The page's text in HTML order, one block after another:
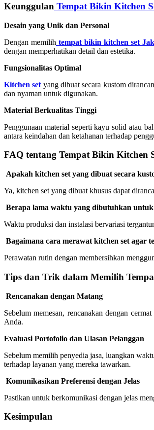
Keunggulan Tempat Bikin Kitchen
Desain yang Unik dan Personal
Dengan memilih tempat bikin kitchen set
dengan memperhatikan detail dan estetika.
Fungsionalitas Optimal
Kitchen set yang dibuat secara kustom
dan nyaman untuk digunakan.
Material Berkualitas Tinggi
Penggunaan material seperti kayu solid atau
antara keindahan dan ketahanan terhadap
FAQ tentang Tempat Bikin Kitchen
Apakah kitchen set yang dibuat secara
Ya, kitchen set yang dibuat khusus dapat
Berapa lama waktu yang dibutuhkan
Waktu produksi dan instalasi bervariasi
Bagaimana cara merawat kitchen set agar
Perawatan rutin dengan membersihkan
Tips dan Trik dalam Memilih
Rencanakan dengan Matang
Sebelum memesan, rencanakan dengan
Anda.
Evaluasi Portofolio dan Ulasan Pelanggan
Sebelum memilih penyedia jasa, luangkan
terhadap layanan yang mereka tawarkan.
Komunikasikan Preferensi dengan Jelas
Pastikan untuk berkomunikasi dengan jelas
Kesimpulan